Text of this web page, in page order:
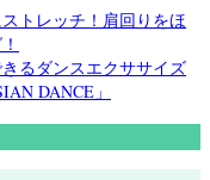
トレッチ！肩回りをほ
るダンスエクササイズ
DANCE」